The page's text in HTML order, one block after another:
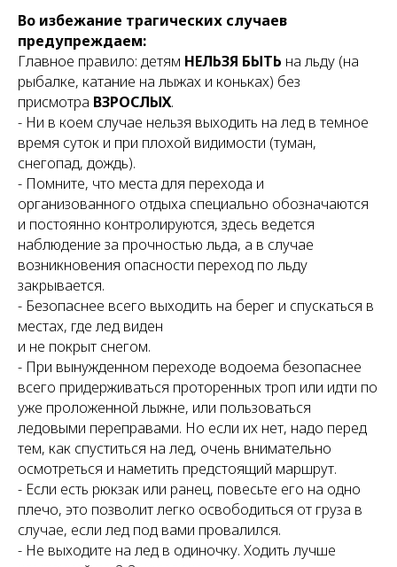
Во избежание трагических случаев
предупреждаем:
Главное правило: детям НЕЛЬЗЯ БЫТЬ на льду (на
рыбалке, катание на лыжах и коньках) без
присмотра ВЗРОСЛЫХ.
- Ни в коем случае нельзя выходить на лед в темное
время суток и при плохой видимости (туман,
снегопад, дождь).
- Помните, что места для перехода и
организованного отдыха специально обозначаются
и постоянно контролируются, здесь ведется
наблюдение за прочностью льда, а в случае
возникновения опасности переход по льду
закрывается.
- Безопаснее всего выходить на берег и спускаться в
местах, где лед виден
и не покрыт снегом.
- При вынужденном переходе водоема безопаснее
всего придерживаться проторенных троп или идти по
уже проложенной лыжне, или пользоваться
ледовыми переправами. Но если их нет, надо перед
тем, как спуститься на лед, очень внимательно
осмотреться и наметить предстоящий маршрут.
- Если есть рюкзак или ранец, повесьте его на одно
плечо, это позволит легко освободиться от груза в
случае, если лед под вами провалился.
- Не выходите на лед в одиночку. Ходить лучше